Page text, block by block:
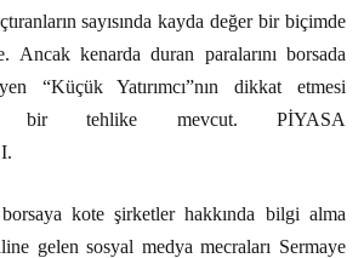
sayısında kayda değer bir biçimde
Ancak kenarda duran paralarını borsada
“Küçük Yatırımcı”nın dikkat etmesi
bir tehlike mevcut. PİYASA
borsaya kote şirketler hakkında bilgi alma
gelen sosyal medya mecraları Sermaye